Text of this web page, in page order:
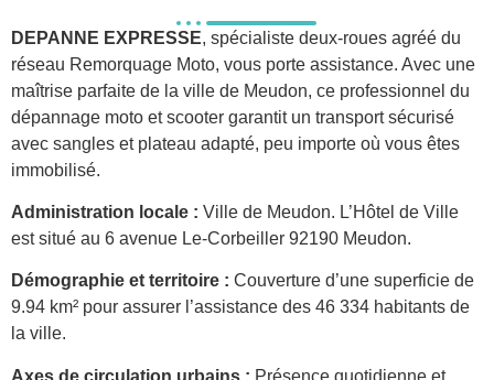
DEPANNE EXPRESSE, spécialiste deux-roues agréé du
réseau Remorquage Moto, vous porte assistance. Avec une
maîtrise parfaite de la ville de Meudon, ce professionnel du
dépannage moto et scooter garantit un transport sécurisé
avec sangles et plateau adapté, peu importe où vous êtes
immobilisé.
Administration locale : Ville de Meudon. L’Hôtel de Ville
est situé au 6 avenue Le-Corbeiller 92190 Meudon.
Démographie et territoire : Couverture d’une superficie de
9.94 km² pour assurer l’assistance des 46 334 habitants de
la ville.
Axes de circulation urbains : Présence quotidienne et